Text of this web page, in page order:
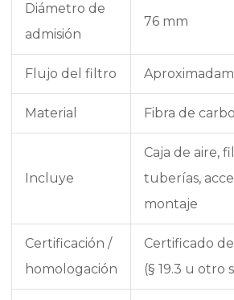
Diámetro de
admisión
76 mm
Flujo del filtro
Material Fibra de
Incluye
Caja de aire,
tuberías,
montaje
Certificación /
homologación
Certificado
(§ 19.3 u otro